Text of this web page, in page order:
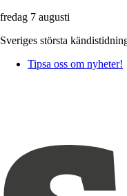
fredag 7 augusti
Sveriges största
Tipsa oss om nyheter!